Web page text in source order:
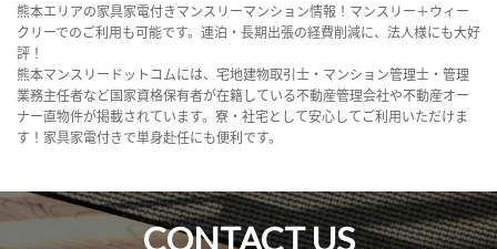
熊本エリアの家具家電付きマンスリーマンション情報！マンスリー＋ウィー
クリーでのご利用も可能です。連泊・長期出張の経費削減に、法人様にも大好
評！
熊本マンスリードットコムには、宅地建物取引士・マンション管理士・管理
業務主任者など国家資格保有者が在籍している不動産管理会社や不動産オー
ナー直物件が掲載されています。寮・社宅として安心してご利用いただけま
す！家具家電付きで単身赴任にも便利です。
CONTACT US